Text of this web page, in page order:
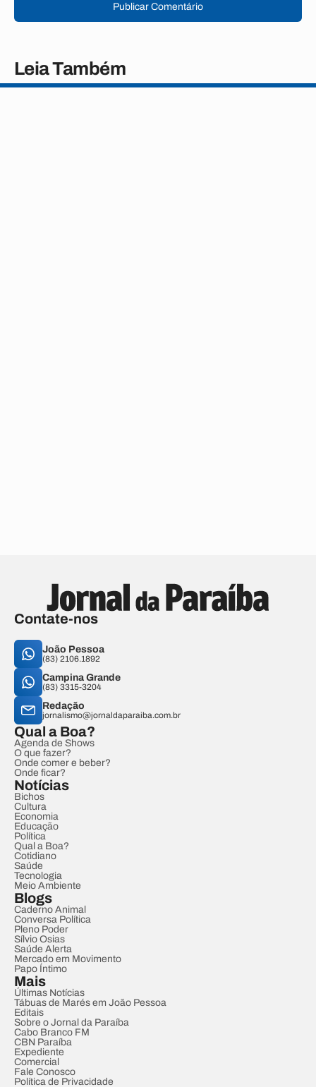
Publicar Comentário
Leia Também
Contate-nos
João Pessoa
(83) 2106.1892
Campina Grande
(83) 3315-3204
Redação
jornalismo@jornaldaparaiba.com.br
Qual a Boa?
Agenda de Shows
O que fazer?
Onde comer e beber?
Onde ficar?
Notícias
Bichos
Cultura
Economia
Educação
Política
Qual a Boa?
Cotidiano
Saúde
Tecnologia
Meio Ambiente
Blogs
Caderno Animal
Conversa Política
Pleno Poder
Sílvio Osias
Saúde Alerta
Mercado em Movimento
Papo Íntimo
Mais
Últimas Notícias
Tábuas de Marés em João Pessoa
Editais
Sobre o Jornal da Paraíba
Cabo Branco FM
CBN Paraíba
Expediente
Comercial
Fale Conosco
Política de Privacidade